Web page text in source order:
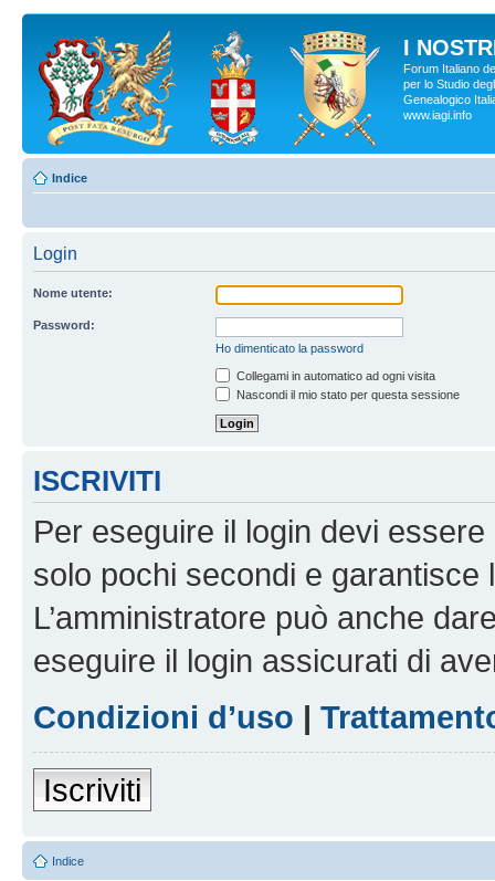
I
Forum Italiano
per lo Studio
Genealogico
www.iagi.info
Indice
Login
Nome utente:
Password:
Ho dimenticato la password
Collegami in automatico ad ogni visita
Nascondi il mio stato per questa sessione
ISCRIVITI
Per eseguire il login devi
solo pochi secondi e garantisce
L’amministratore può anche
eseguire il login assicurati di
Condizioni d’uso |
Iscriviti
Indice